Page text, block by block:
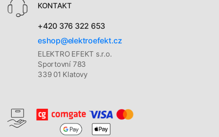
KONTAKT
+420 376 322 653
eshop@elektroefekt.cz
ELEKTRO EFEKT s.r.o.
Sportovní 783
339 01 Klatovy